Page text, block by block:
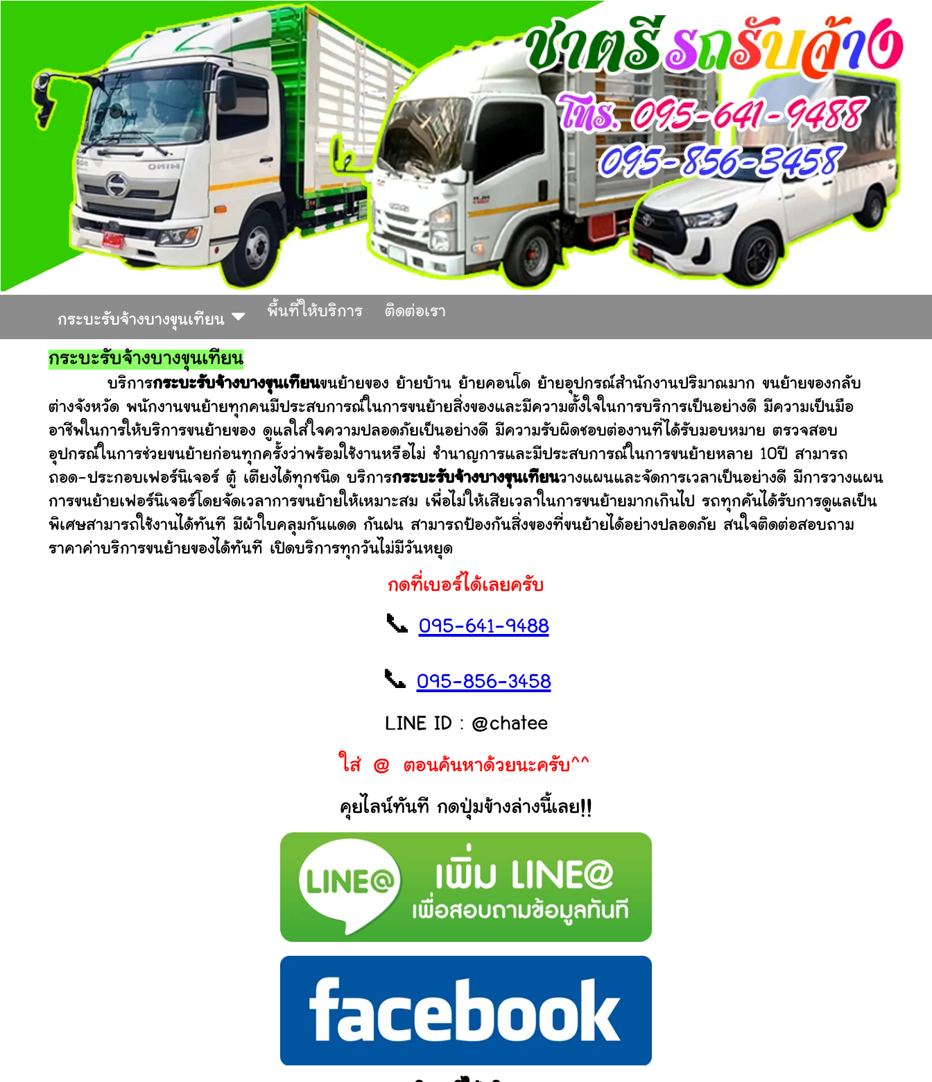
กระบะรับจ้างบางขุนเทียน
พื้นที่ให้บริการ ติดต่อเรา
กระบะรับจ้างบางขุนเทียน
บริการกระบะรับจ้างบางขุนเทียนขนย้ายของ ย้ายบ้าน ย้ายคอนโด ย้ายอุปกรณ์สำนักงานปริมาณมาก ขนย้ายของกลับ
ต่างจังหวัด พนักงานขนย้ายทุกคนมีประสบการณ์ในการขนย้ายสิ่งของและมีความตั้งใจในการบริการเป็นอย่างดี มีความเป็นมือ
อาชีพในการให้บริการขนย้ายของ ดูแลใส่ใจความปลอดภัยเป็นอย่างดี มีความรับผิดชอบต่องานที่ได้รับมอบหมาย ตรวจสอบ
อุปกรณ์ในการช่วยขนย้ายก่อนทุกครั้งว่าพร้อมใช้งานหรือไม่ ชำนาญการและมีประสบการณ์ในการขนย้ายหลาย 10ปี สามารถ
ถอด-ประกอบเฟอร์นิเจอร์ ตู้ เตียงได้ทุกชนิด บริการกระบะรับจ้างบางขุนเทียนวางแผนและจัดการเวลาเป็นอย่างดี มีการวางแผน
การขนย้ายเฟอร์นิเจอร์โดยจัดเวลาการขนย้ายให้เหมาะสม เพื่อไม่ให้เสียเวลาในการขนย้ายมากเกินไป รถทุกคันได้รับการดูแลเป็น
พิเศษสามารถใช้งานได้ทันที มีผ้าใบคลุมกันแดด กันฝน สามารถป้องกันสิ่งของที่ขนย้ายได้อย่างปลอดภัย สนใจติดต่อสอบถาม
ราคาค่าบริการขนย้ายของได้ทันที เปิดบริการทุกวันไม่มีวันหยุด
กดที่เบอร์ได้เลยครับ
📞 095-641-9488
📞 095-856-3458
LINE ID : @chatee
ใส่ @ ตอนค้นหาด้วยนะครับ^^
คุยไลน์ทันที กดปุ่มข้างล่างนี้เลย!!